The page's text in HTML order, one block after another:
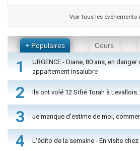
Voir tous les événements
+ Populaires Cours
1
URGENCE - Diane, 80 ans, en danger
appartement insalubre
2 Ils ont volé 12 Sifré Torah à
3 Je manque d'estime de moi,
4 L'édito de la semaine - En visite